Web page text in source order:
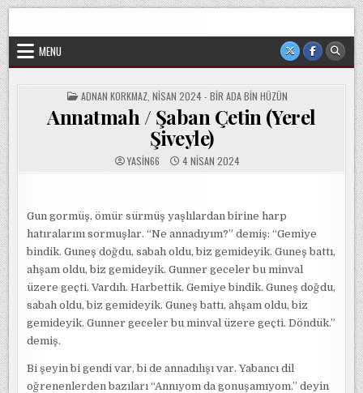
Skip
to
content
veya cemaatin güdümünde ya da tesirinde olmayan, tamamen
MENU
POSTED
IN
ADNAN KORKMAZ NISAN 2024 - BIR ADA BIN HÜZÜN
Annatmah / Şaban Çetin (Yerel
Şiveyle)
YASIN66 4 NISAN 2024
Gun gormüş, ömür sürmüş yaşlılardan birine harp
hatıralarını sormuşlar. “Ne annadıyım?” demiş: “Gemiye
bindik. Guneş doğdu, sabah oldu, biz gemideyik. Guneş battı,
ahşam oldu, biz gemideyik. Gunner geceler bu minval
üzere geçti. Vardıh. Harbettik. Gemiye bindik. Guneş doğdu,
sabah oldu, biz gemideyik. Guneş battı, ahşam oldu, biz
gemideyik. Gunner geceler bu minval üzere geçti. Döndük.”
demiş.
Bi şeyin bi gendi var, bi de annadılışı var. Yabancı dil
oğrenenlerden bazıları “Annıyom da gonuşamıyom.” deyin